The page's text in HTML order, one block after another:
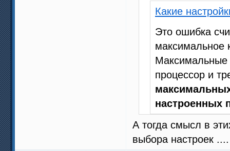
Какие
Это ошибка
максимальное
Максимальные
процессор и
настроенных
А тогда смысл в
выбора настроек ....